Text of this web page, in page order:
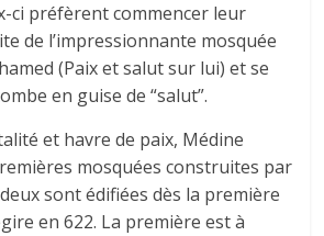
ci préfèrent commencer leur
de l’impressionnante mosquée
(Paix et salut sur lui) et se
en guise de “salut”.
et havre de paix, Médine
mosquées construites par
sont édifiées dès la première
en 622. La première est à